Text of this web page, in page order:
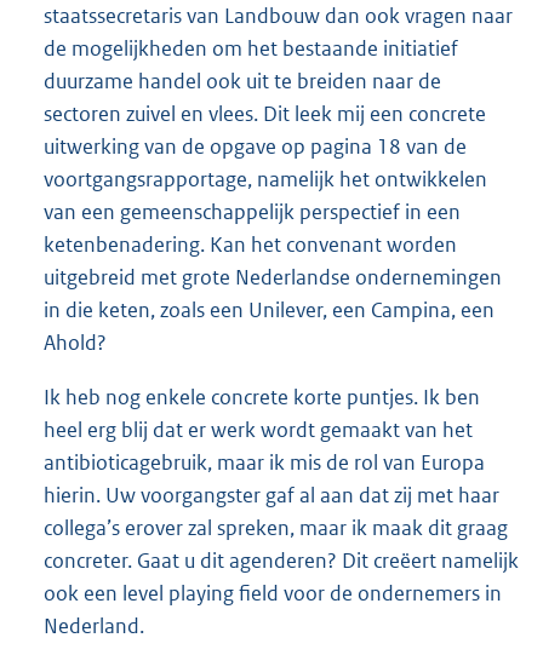
staatssecretaris van Landbouw dan ook vragen naar
de mogelijkheden om het bestaande initiatief
duurzame handel ook uit te breiden naar de
sectoren zuivel en vlees. Dit leek mij een concrete
uitwerking van de opgave op pagina 18 van de
voortgangsrapportage, namelijk het ontwikkelen
van een gemeenschappelijk perspectief in een
ketenbenadering. Kan het convenant worden
uitgebreid met grote Nederlandse ondernemingen
in die keten, zoals een Unilever, een Campina, een
Ahold?
Ik heb nog enkele concrete korte puntjes. Ik ben
heel erg blij dat er werk wordt gemaakt van het
antibioticagebruik, maar ik mis de rol van Europa
hierin. Uw voorgangster gaf al aan dat zij met haar
collega’s erover zal spreken, maar ik maak dit graag
concreter. Gaat u dit agenderen? Dit creëert namelijk
ook een level playing field voor de ondernemers in
Nederland.